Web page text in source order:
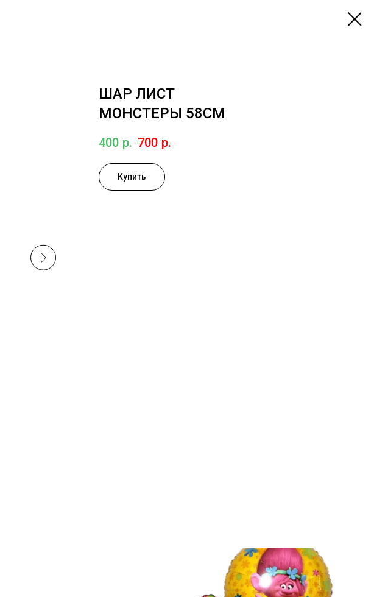
ШАР ЛИСТ
МОНСТЕРЫ 58СМ
400 р. 700 р.
Купить